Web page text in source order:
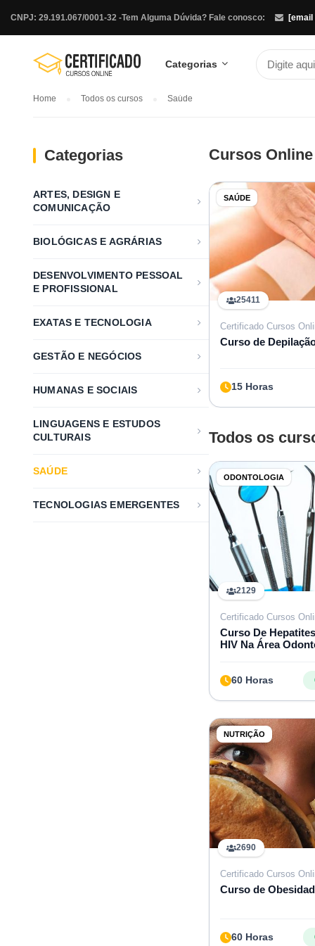
Tem Alguma Dúvida? Fale conosco:
CNPJ: 29.191.067/0001-32 -
Categorias
Home Todos os cursos Saúde
Categorias
ARTES, DESIGN E
COMUNICAÇÃO
BIOLÓGICAS E AGRÁRIAS
DESENVOLVIMENTO PESSOAL
E PROFISSIONAL
EXATAS E TECNOLOGIA
GESTÃO E NEGÓCIOS
HUMANAS E SOCIAIS
LINGUAGENS E ESTUDOS
CULTURAIS
SAÚDE
TECNOLOGIAS EMERGENTES
Cursos
SAÚDE
25411
Certificado Cursos
Curso de
15 Horas
Todos os
ODONTOLOGIA
2129
Certificado Cursos
Curso De
HIV Na Área
60 Horas
NUTRIÇÃO
2690
Certificado Cursos
Curso de
60 Horas